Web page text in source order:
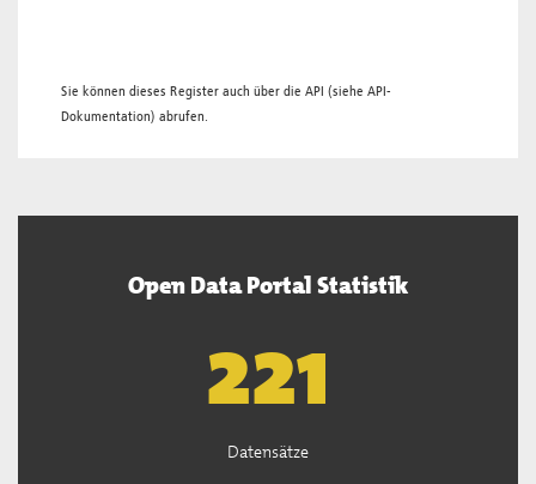
Sie können dieses Register auch über die API (siehe API-
Dokumentation) abrufen.
Open Data Portal Statistik
222
Datensätze